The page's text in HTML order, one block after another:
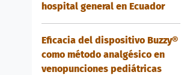
hospital general en Ecuador
Eficacia del dispositivo Buzzy®
como método analgésico en
venopunciones pediátricas